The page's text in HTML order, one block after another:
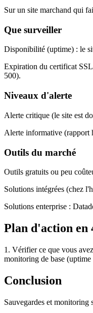
Sur un site marchand qui
Que surveiller
Disponibilité (uptime) : le
Expiration du certificat
500).
Niveaux d'alerte
Alerte critique (le site est
Alerte informative (rapport
Outils du marché
Outils gratuits ou peu
Solutions intégrées (chez
Solutions enterprise :
Plan d'action en
1. Vérifier ce que vous
monitoring de base
Conclusion
Sauvegardes et monitoring